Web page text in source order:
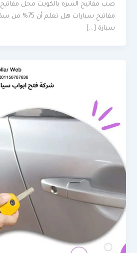
صب مفاتيح السره بالكويت محل مفاتيح
مفاتيح سيارات
سيارة […]